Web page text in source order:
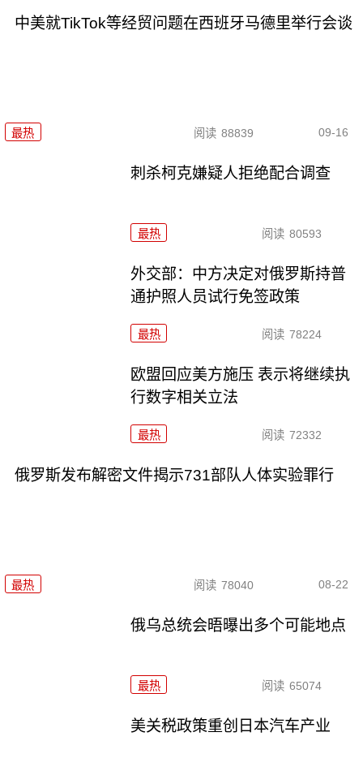
中美就TikTok等经贸问题在西班牙马德里举行会谈
最热 阅读 88839 09-16
刺杀柯克嫌疑人拒绝配合调查
最热 阅读 80593
外交部：中方决定对俄罗斯持普
通护照人员试行免签政策
最热 阅读 78224
欧盟回应美方施压 表示将继续执
行数字相关立法
最热 阅读 72332
俄罗斯发布解密文件揭示731部队人体实验罪行
最热 阅读 78040 08-22
俄乌总统会晤曝出多个可能地点
最热 阅读 65074
美关税政策重创日本汽车产业